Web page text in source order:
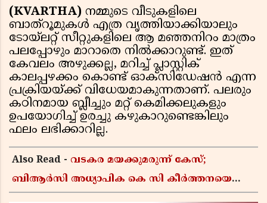
(KVARTHA) നമ്മുടെ വീടുകളിലെ
ബാത്റൂമുകൾ എത്ര വൃത്തിയാക്കിയാലും
ടോയ്‌ലറ്റ് സീറ്റുകളിലെ ആ മഞ്ഞനിറം മാത്രം
പലപ്പോഴും മാറാതെ നിൽക്കാറുണ്ട്. ഇത്
കേവലം അഴുക്കല്ല, മറിച്ച് പ്ലാസ്റ്റിക്
കാലപ്പഴക്കം കൊണ്ട് ഓക്സിഡേഷൻ എന്ന
പ്രക്രിയയ്ക്ക് വിധേയമാകുന്നതാണ്. പലരും
കഠിനമായ ബ്ലീച്ചും മറ്റ് കെമിക്കലുകളും
ഉപയോഗിച്ച് ഉരച്ചു കഴുകാറുണ്ടെങ്കിലും
ഫലം ലഭിക്കാറില്ല.
Also Read - വടകര മയക്കുമരുന്ന് കേസ്;
ബിആർസി അധ്യാപിക കെ സി കീർത്തനയെ